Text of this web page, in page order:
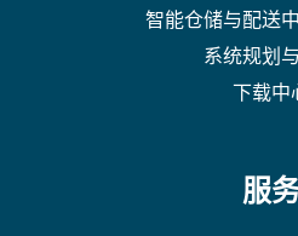
智能仓储与配送
系统规划
下载中
服